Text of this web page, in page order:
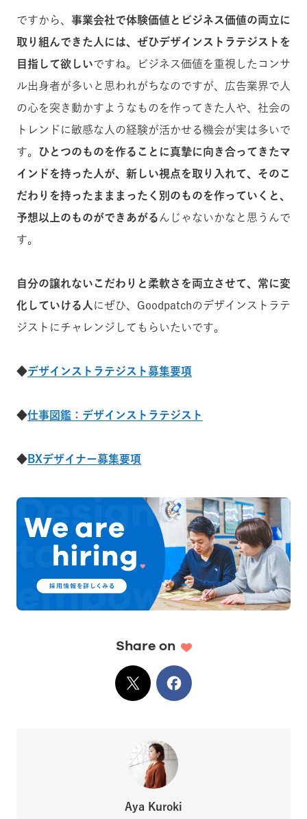
ですから、 事業会社で体験価値とビジネス価値の両立に
取り組んできた人には、ぜひデザインストラテジストを
目指して欲しいですね。ビジネス価値を重視したコンサ
ル出身者が多いと思われがちなのですが、広告業界で人
の心を突き動かすようなものを作ってきた人や、社会の
トレンドに敏感な人の経験が活かせる機会が実は多いで
す。 ひとつのものを作ることに真摯に向き合ってきたマ
インドを持った人が、新しい視点を取り入れて、そのこ
だわりを持ったまままったく別のものを作っていくと、
予想以上のものができあがる んじゃないかなと思うんで
す。
自分の譲れないこだわりと柔軟さを両立させて、常に変
化していける人 にぜひ、Goodpatchのデザインストラテ
ジストにチャレンジしてもらいたいです。
◆デザインストラテジスト募集要項
◆仕事図鑑：デザインストラテジスト
◆BXデザイナー募集要項
Share on
XでシェアFacebook
Aya Kuroki